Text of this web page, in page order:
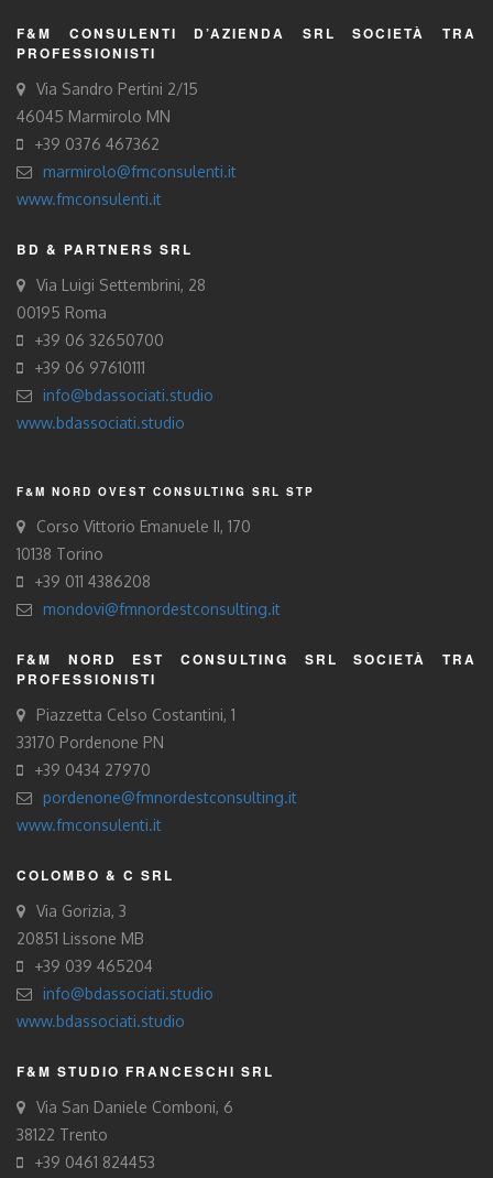
F&M CONSULENTI D’AZIENDA SRL SOCIETÀ TRA
PROFESSIONISTI
Via Sandro Pertini 2/15
46045 Marmirolo MN
+39 0376 467362
marmirolo@fmconsulenti.it
www.fmconsulenti.it
BD & PARTNERS SRL
Via Luigi Settembrini, 28
00195 Roma
+39 06 32650700
+39 06 97610111
info@bdassociati.studio
www.bdassociati.studio
F&M NORD OVEST CONSULTING SRL STP
Corso Vittorio Emanuele II, 170
10138 Torino
+39 011 4386208
mondovi@fmnordestconsulting.it
F&M NORD EST CONSULTING SRL SOCIETÀ TRA
PROFESSIONISTI
Piazzetta Celso Costantini, 1
33170 Pordenone PN
+39 0434 27970
pordenone@fmnordestconsulting.it
www.fmconsulenti.it
COLOMBO & C SRL
Via Gorizia, 3
20851 Lissone MB
+39 039 465204
info@bdassociati.studio
www.bdassociati.studio
F&M STUDIO FRANCESCHI SRL
Via San Daniele Comboni, 6
38122 Trento
+39 0461 824453